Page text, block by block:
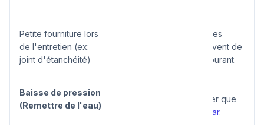
Petite fourniture lors
de l'entretien (ex:
joint d'étanchéité)
Ces pièces
(valeur de 10-20€) relèvent de
la fourniture d'usage courant.
Baisse de pression
(Remettre de l'eau)
responsabilité de vérifier que
pression reste à 1.5 bar.